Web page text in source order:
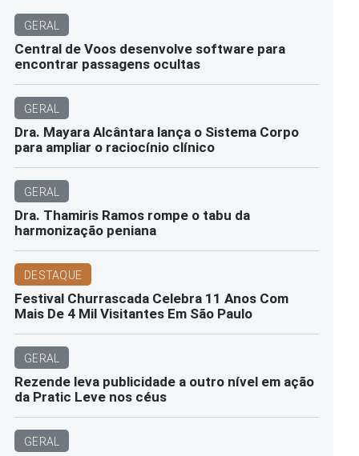
GERAL
Central de Voos desenvolve software para
encontrar passagens ocultas
GERAL
Dra. Mayara Alcântara lança o Sistema Corpo
para ampliar o raciocínio clínico
GERAL
Dra. Thamiris Ramos rompe o tabu da
harmonização peniana
DESTAQUE
Festival Churrascada Celebra 11 Anos Com
Mais De 4 Mil Visitantes Em São Paulo
GERAL
Rezende leva publicidade a outro nível em ação
da Pratic Leve nos céus
GERAL